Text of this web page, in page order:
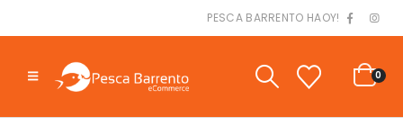
PESCA BARRENTO HAOY!
0